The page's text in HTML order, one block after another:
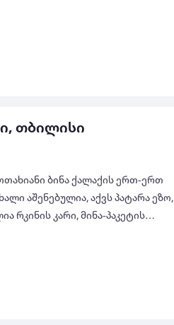
თბილისი
ბინა ქალაქის ერთ-ერთ
აშენებულია, აქვს პატარა ეზო,
რკინის კარი, მინა-პაკეტის